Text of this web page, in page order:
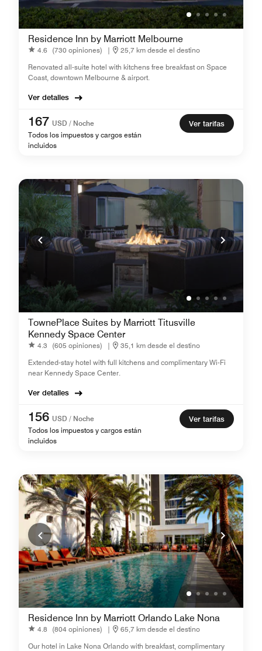
Residence Inn by Marriott Melbourne
4.6 (730 opiniones) |
25,7 km desde el destino
Renovated all-suite hotel with kitchens free breakfast on Space
Coast, downtown Melbourne & airport.
Ver detalles
167 USD / Noche
Todos los impuestos y cargos están
incluidos
Ver tarifas
TownePlace Suites by Marriott Titusville
Kennedy Space Center
4.3 (605 opiniones) |
35,1 km desde el destino
Extended-stay hotel with full kitchens and complimentary Wi-Fi
near Kennedy Space Center.
Ver detalles
156 USD / Noche
Todos los impuestos y cargos están
incluidos
Ver tarifas
Residence Inn by Marriott Orlando Lake Nona
4.8 (804 opiniones) |
65,7 km desde el destino
Our hotel in Lake Nona Orlando with breakfast, complimentary